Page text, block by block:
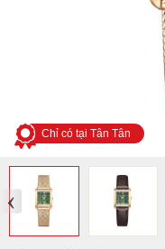
Chỉ có tại Tân Tân
‹